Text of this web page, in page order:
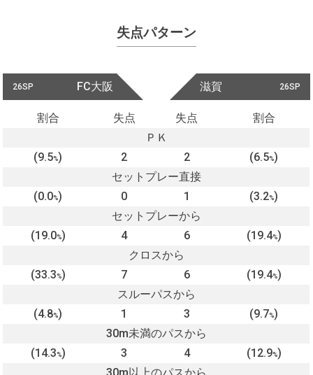
失点パターン
26SP FC大阪 26SP
滋賀
割合 失点 失点
割合
ＰＫ
(9.5%) 2 2 (6.5%)
セットプレー直接
(0.0%) 0 1 (3.2%)
セットプレーから
(19.0%) 4 6 (19.4%)
クロスから
(33.3%) 7 6 (19.4%)
スルーパスから
(4.8%) 1 3 (9.7%)
30m未満のパスから
(14.3%) 3 4 (12.9%)